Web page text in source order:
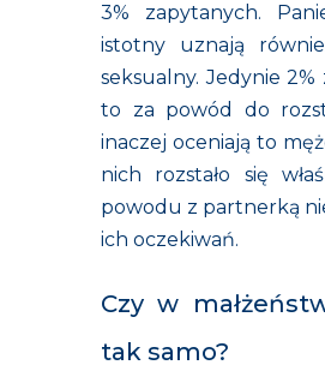
3% zapytanych.
istotny uznają
seksualny. Jedynie
to za powód do
inaczej oceniają to
nich rozstało się
powodu z partnerką
ich oczekiwań.
Czy w
tak samo?